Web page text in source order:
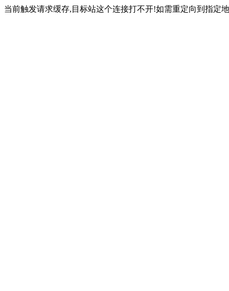
当前触发请求缓存,目标站这个连接打不开!如需重定向到指定